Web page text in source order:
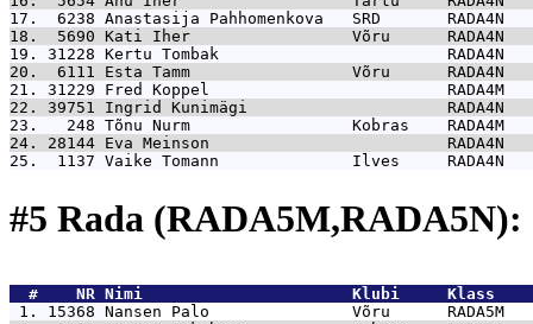
17.  6238 Anastasija Pahhomenkova   SRD       RADA4N
18.  5690 Kati Iher                 Võru      RADA4N
19. 31228 Kertu Tombak                        RADA4N
20.  6111 Esta Tamm                 Võru      RADA4N
21. 31229 Fred Koppel                         RADA4M
22. 39751 Ingrid Kunimägi                     RADA4N
23.   248 Tõnu Nurm                 Kobras    RADA4M
24. 28144 Eva Meinson                         RADA4N
25.  1137 Vaike Tomann              Ilves     RADA4N
#5 Rada
  #    NR
Nimi                      Klubi
1. 15368 Nansen Palo               Võru      RADA5M